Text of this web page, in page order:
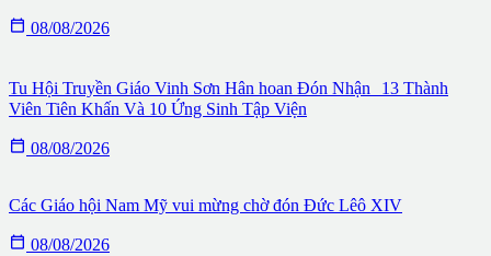
 08/08/2026
Tu Hội Truyền Giáo Vinh Sơn Hân hoan Đón Nhận 13 Thành
Viên Tiên Khấn Và 10 Ứng Sinh Tập Viện
 08/08/2026
Các Giáo hội Nam Mỹ vui mừng chờ đón Đức Lêô XIV
 08/08/2026